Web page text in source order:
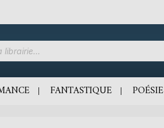
FANTASTIQUE POÉSIE